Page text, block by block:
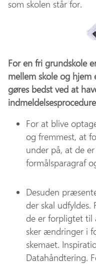
som skolen står for.
For en fri grundskole
mellem skole og
gøres bedst ved at
For at blive
og fremmest, at
under på, at de
formålsparagraf
Desuden
der skal
de er forpligtet til
sker ændringer i
skemaet.
Datahåndtering.